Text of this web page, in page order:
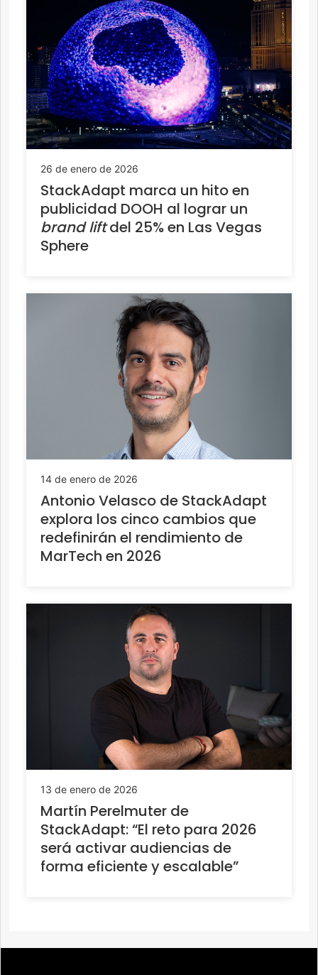
26 de enero de 2026
StackAdapt marca un hito en
publicidad DOOH al lograr un
brand liftdel 25% en Las Vegas
Sphere
14 de enero de 2026
Antonio Velasco de StackAdapt
explora los cinco cambios que
redefinirán el rendimiento de
MarTech en 2026
13 de enero de 2026
Martín Perelmuter de
StackAdapt: “El reto para 2026
será activar audiencias de
forma eficiente y escalable”